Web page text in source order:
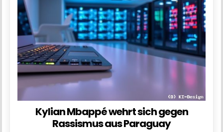
Kylian Mbappé wehrt sich gegen
Rassismus aus Paraguay